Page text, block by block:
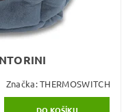
Značka:THERMOSWITCH